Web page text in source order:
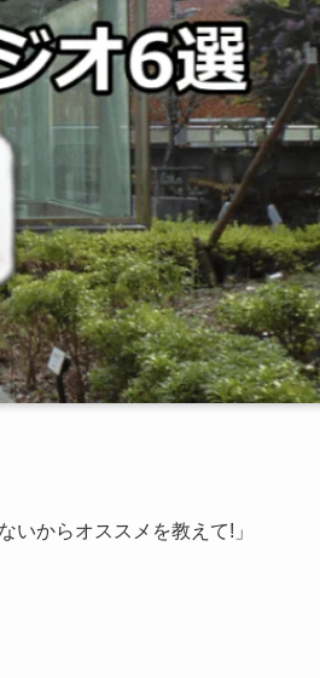
いからオススメを教えて!」